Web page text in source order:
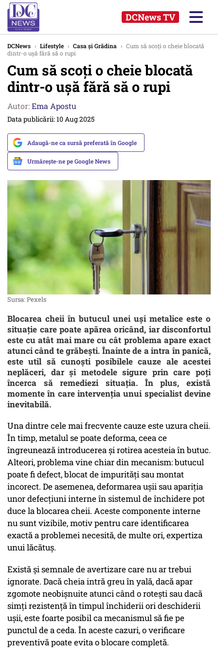
DCNews TV
DCNews › Lifestyle › Casa și Grădina › Cum să scoți o cheie blocată
dintr-o ușă fără să o rupi
Cum să scoți o cheie blocată
dintr-o ușă fără să o rupi
Autor:Ema Apostu
Data publicării: 10 Aug 2025
Adaugă-ne ca sursă preferată în Google
Urmărește-ne pe Google News
Sursa: Pexels
Blocarea cheii în butucul unei uși metalice este o
situație care poate apărea oricând, iar disconfortul
este cu atât mai mare cu cât problema apare exact
atunci când te grăbești. Înainte de a intra în panică,
este util să cunoști posibilele cauze ale acestei
neplăceri, dar și metodele sigure prin care poți
încerca să remediezi situația. În plus, există
momente în care intervenția unui specialist devine
inevitabilă.
Una dintre cele mai frecvente cauze este uzura cheii.
În timp, metalul se poate deforma, ceea ce
îngreunează introducerea și rotirea acesteia în butuc.
Alteori, problema vine chiar din mecanism: butucul
poate fi defect, blocat de impurități sau montat
incorect. De asemenea, deformarea ușii sau apariția
unor defecțiuni interne în sistemul de închidere pot
duce la blocarea cheii. Aceste componente interne
nu sunt vizibile, motiv pentru care identificarea
exactă a problemei necesită, de multe ori, expertiza
unui lăcătuș.
Există și semnale de avertizare care nu ar trebui
ignorate. Dacă cheia intră greu în yală, dacă apar
zgomote neobișnuite atunci când o rotești sau dacă
simți rezistență în timpul închiderii ori deschiderii
ușii, este foarte posibil ca mecanismul să fie pe
punctul de a ceda. În aceste cazuri, o verificare
preventivă poate evita o blocare completă.